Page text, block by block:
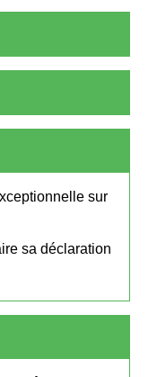
sur
sa déclaration